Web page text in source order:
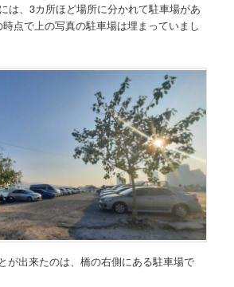
は、3カ所ほど場所に分かれて駐車場があ
点で上の写真の駐車場は埋まっていまし
が出来たのは、橋の右側にある駐車場で